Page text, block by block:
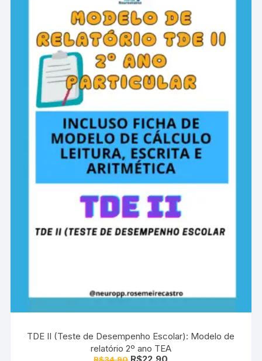
TDE II (Teste de Desempenho Escolar): Modelo de
relatório 2º ano TEA
O